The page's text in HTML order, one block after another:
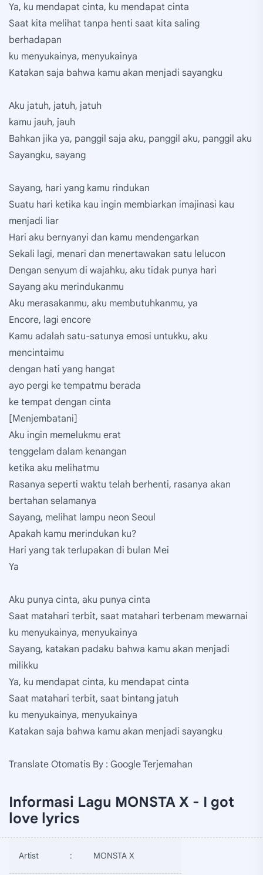
Ya, ku mendapat cinta, ku mendapat cinta
Saat kita melihat tanpa henti saat kita saling
berhadapan
ku menyukainya, menyukainya
Katakan saja bahwa kamu akan menjadi sayangku
Aku jatuh, jatuh, jatuh
kamu jauh, jauh
Bahkan jika ya, panggil saja aku, panggil aku, panggil aku
Sayangku, sayang
Sayang, hari yang kamu rindukan
Suatu hari ketika kau ingin membiarkan imajinasi kau
menjadi liar
Hari aku bernyanyi dan kamu mendengarkan
Sekali lagi, menari dan menertawakan satu lelucon
Dengan senyum di wajahku, aku tidak punya hari
Sayang aku merindukanmu
Aku merasakanmu, aku membutuhkanmu, ya
Encore, lagi encore
Kamu adalah satu-satunya emosi untukku, aku
mencintaimu
dengan hati yang hangat
ayo pergi ke tempatmu berada
ke tempat dengan cinta
[Menjembatani]
Aku ingin memelukmu erat
tenggelam dalam kenangan
ketika aku melihatmu
Rasanya seperti waktu telah berhenti, rasanya akan
bertahan selamanya
Sayang, melihat lampu neon Seoul
Apakah kamu merindukan ku?
Hari yang tak terlupakan di bulan Mei
Ya
Aku punya cinta, aku punya cinta
Saat matahari terbit, saat matahari terbenam mewarnai
ku menyukainya, menyukainya
Sayang, katakan padaku bahwa kamu akan menjadi
milikku
Ya, ku mendapat cinta, ku mendapat cinta
Saat matahari terbit, saat bintang jatuh
ku menyukainya, menyukainya
Katakan saja bahwa kamu akan menjadi sayangku
Translate Otomatis By : Google Terjemahan
Informasi Lagu MONSTA X - I got
love lyrics
Artist : MONSTA X